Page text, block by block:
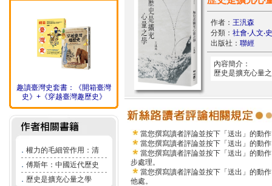
趣讀臺灣史套書：《開箱臺灣
史》+《穿越臺灣趣歷史》
． 權力的毛細管作用：清
． 傅斯年：中國近代歷史
． 歷史是擴充心量之學
作者： 王汎森
分類： 社會‧人文‧
出版社： 聯經
內容簡介：
歷史是擴充心量
當您撰寫讀者評論並按下「送出」的動
當您撰寫讀者評論並按下「送出」的動
當您撰寫讀者評論並按下「送出」的動
步處理。
當您撰寫讀者評論並按下「送出」的動
他處。